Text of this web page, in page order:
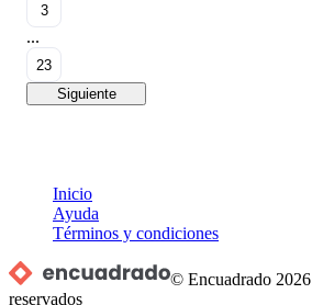
3
...
23
Siguiente
Inicio
Ayuda
Términos y condiciones
© Encuadrado 2026
reservados